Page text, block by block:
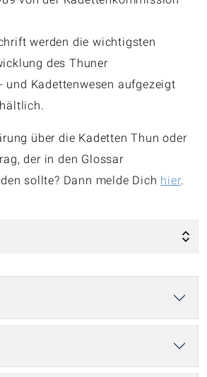
werden die wichtigsten
des Thuner
und Kadettenwesen aufgezeigt
über die Kadetten Thun oder
der in den Glossar
sollte? Dann melde Dich hier.